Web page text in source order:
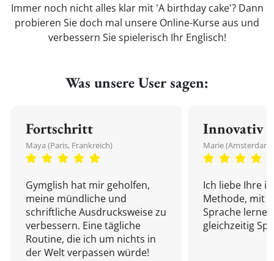
Immer noch nicht alles klar mit 'A birthday cake'? Dann
probieren Sie doch mal unsere Online-Kurse aus und
verbessern Sie spielerisch Ihr Englisch!
Was unsere User sagen:
Fortschritt
Maya (Paris, Frankreich)
Gymglish hat mir geholfen,
meine mündliche und
schriftliche Ausdrucksweise zu
verbessern. Eine tägliche
Routine, die ich um nichts in
der Welt verpassen würde!
Innovativ
Marie
Ich liebe Ihre
Methode, mit
Sprache
gleichzeitig